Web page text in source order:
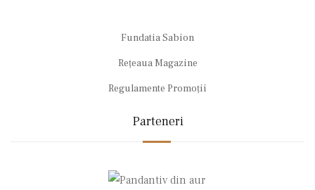
Fundatia Sabion
Rețeaua Magazine
Regulamente Promoții
Parteneri